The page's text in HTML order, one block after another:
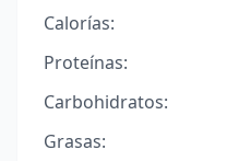
Calorías:
Proteínas:
Carbohidratos:
Grasas: